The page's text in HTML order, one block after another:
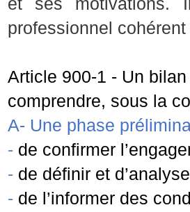
professionnel
Article 900-1 - Un
comprendre, sous la
A- Une phase
- de confirmer
- de définir et
- de l’informer des